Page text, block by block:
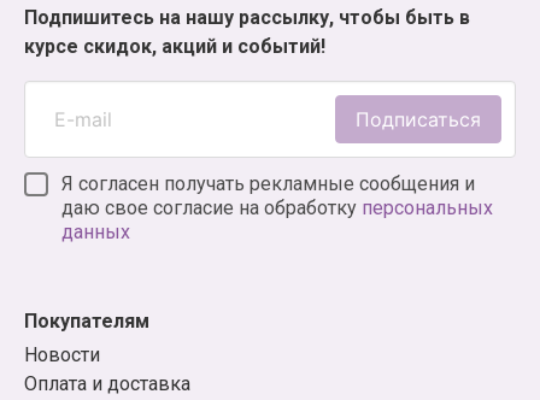
Подпишитесь на нашу рассылку, чтобы быть в
курсе скидок, акций и событий!
Подписаться
Я согласен получать рекламные сообщения и
даю свое согласие на обработку персональных
данных
Покупателям
Новости
Оплата и доставка